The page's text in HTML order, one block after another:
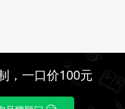
，一口价100元